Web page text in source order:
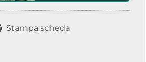
Stampa scheda